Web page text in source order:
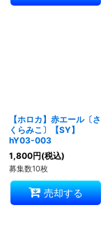
【ホロカ】赤エール〔さ
くらみこ〕【SY】
hY03-003
1,800円(税込)
募集数10枚
売却する